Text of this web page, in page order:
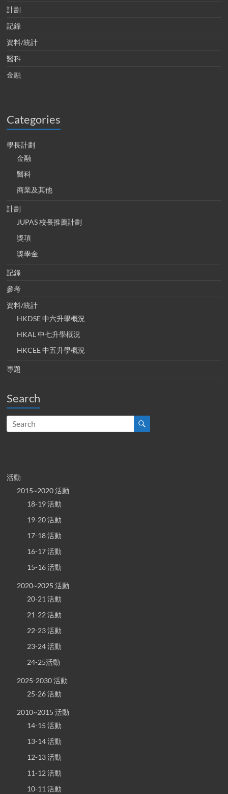
計劃
記錄
資料/統計
醫科
金融
Categories
學長計劃
金融
醫科
商業及其他
計劃
JUPAS 校長推薦計劃
獎項
獎學金
記錄
參考
資料/統計
HKDSE 中六升學概況
HKAL 中七升學概況
HKCEE 中五升學概況
專題
Search
活動
2015~2020 活動
18-19 活動
19-20 活動
17-18 活動
16-17 活動
15-16 活動
2020~2025 活動
20-21 活動
21-22 活動
22-23 活動
23-24 活動
24-25活動
2025-2030 活動
25-26 活動
2010~2015 活動
14-15 活動
13-14 活動
12-13 活動
11-12 活動
10-11 活動